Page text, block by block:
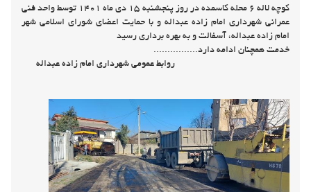
آسفالت کوچه لاله 6(محله کاسمده)شهر امام زاده عبداله
نوشته شده در تاریخ 1401/10/15در ساعت13:08
عمرانی شهرداری امام زاده عبداله و با حمایت اعضای شورای اسلامی شهر
امام زاده عبداله، آسفالت و به بهره برداری رسید
خدمت همچنان ادامه دارد................
روابط عمومی شهرداری امام زاده عبداله